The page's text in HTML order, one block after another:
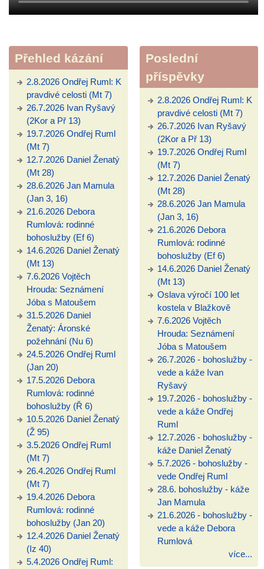
Přehled kázání
2.8.2026 Ondřej Ruml: K
pravdivé celosti (Mt 7)
26.7.2026 Ivan Ryšavý
(2Kor a Př 13)
19.7.2026 Ondřej Ruml
(Mt 7)
12.7.2026 Daniel Ženatý
(Mt 28)
28.6.2026 Jan Mamula
(Jan 3, 16)
21.6.2026 Debora
Rumlová: rodinné
bohoslužby (Ef 6)
14.6.2026 Daniel Ženatý
(Mt 13)
7.6.2026 Vojtěch
Hrouda: Seznámení
Jóba s Matoušem
31.5.2026 Daniel
Ženatý: Áronské
požehnání (Nu 6)
24.5.2026 Ondřej Ruml
(Jan 20)
17.5.2026 Debora
Rumlová: rodinné
bohoslužby (Ř 6)
10.5.2026 Daniel Ženatý
(Ž 95)
3.5.2026 Ondřej Ruml
(Mt 7)
26.4.2026 Ondřej Ruml
(Mt 7)
19.4.2026 Debora
Rumlová: rodinné
bohoslužby (Jan 20)
12.4.2026 Daniel Ženatý
(Iz 40)
5.4.2026 Ondřej Ruml:
Poslední
příspěvky
2.8.2026 Ondřej Ruml: K
pravdivé celosti (Mt 7)
26.7.2026 Ivan Ryšavý
(2Kor a Př 13)
19.7.2026 Ondřej Ruml
(Mt 7)
12.7.2026 Daniel Ženatý
(Mt 28)
28.6.2026 Jan Mamula
(Jan 3, 16)
21.6.2026 Debora
Rumlová: rodinné
bohoslužby (Ef 6)
14.6.2026 Daniel Ženatý
(Mt 13)
Oslava výročí 100 let
kostela v Blažkově
7.6.2026 Vojtěch
Hrouda: Seznámení
Jóba s Matoušem
26.7.2026 - bohoslužby -
vede a káže Ivan
Ryšavý
19.7.2026 - bohoslužby -
vede a káže Ondřej
Ruml
12.7.2026 - bohoslužby -
káže Daniel Ženatý
5.7.2026 - bohoslužby -
vede Ondřej Ruml
28.6. bohoslužby - káže
Jan Mamula
21.6.2026 - bohoslužby -
vede a káže Debora
Rumlová
více...